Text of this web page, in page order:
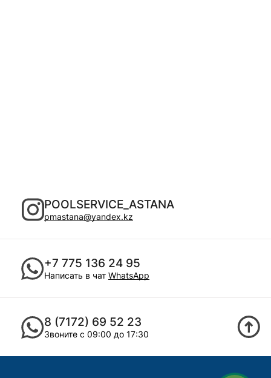
POOLSERVICE_ASTANA
pmastana@yandex.kz
+7 775 136 24 95
Написать в чат WhatsApp
8 (7172) 69 52 23
Звоните с 09:00 до 17:30